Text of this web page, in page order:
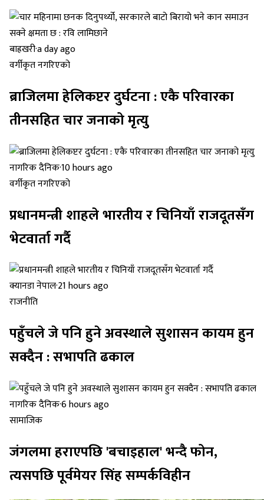
बाह्रखरी·a day ago
वर्गीकृत नगरिएको
ब्राजिलमा हेलिकप्टर दुर्घटना : एकै परिवारका
तीनसहित चार जनाको मृत्यु
नागरिक दैनिक·10 hours ago
वर्गीकृत नगरिएको
प्रधानमन्त्री शाहले भारतीय र चिनियाँ राजदूतसँग
भेटवार्ता गर्दै
क्यानडा नेपाल·21 hours ago
राजनीति
पहुँचले जे पनि हुने अवस्थाले सुशासन कायम हुन
सक्दैन : सभापति ढकाल
नागरिक दैनिक·6 hours ago
सामाजिक
जंगलमा हराएपछि 'बचाइहाल' भन्दै फोन,
त्यसपछि पूर्वमेयर सिंह सम्पर्कविहीन